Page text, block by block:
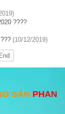
????
(10/12/2019)
SẢN PHAN